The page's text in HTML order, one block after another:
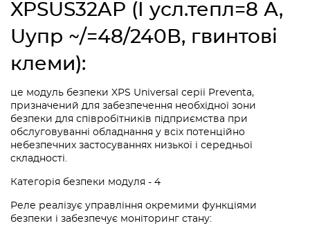
XPSUS32AP (I усл.тепл=8 А,
Uупр ~/=48/240В, гвинтові
клеми):
це модуль безпеки XPS Universal серії Preventa,
призначений для забезпечення необхідної зони
безпеки для співробітників підприємства при
обслуговуванні обладнання у всіх потенційно
небезпечних застосуваннях низької і середньої
складності.
Категорія безпеки модуля - 4
Реле реалізує управління окремими функціями
безпеки і забезпечує моніторинг стану: